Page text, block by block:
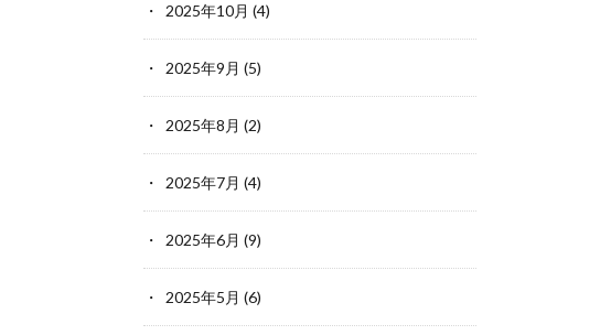
2025年10月 (4)
2025年9月 (5)
2025年8月 (2)
2025年7月 (4)
2025年6月 (9)
2025年5月 (6)